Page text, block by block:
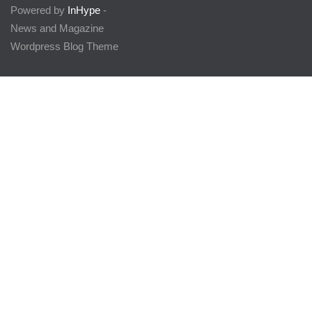
Powered by InHype -
News and Magazine
Wordpress Blog Theme